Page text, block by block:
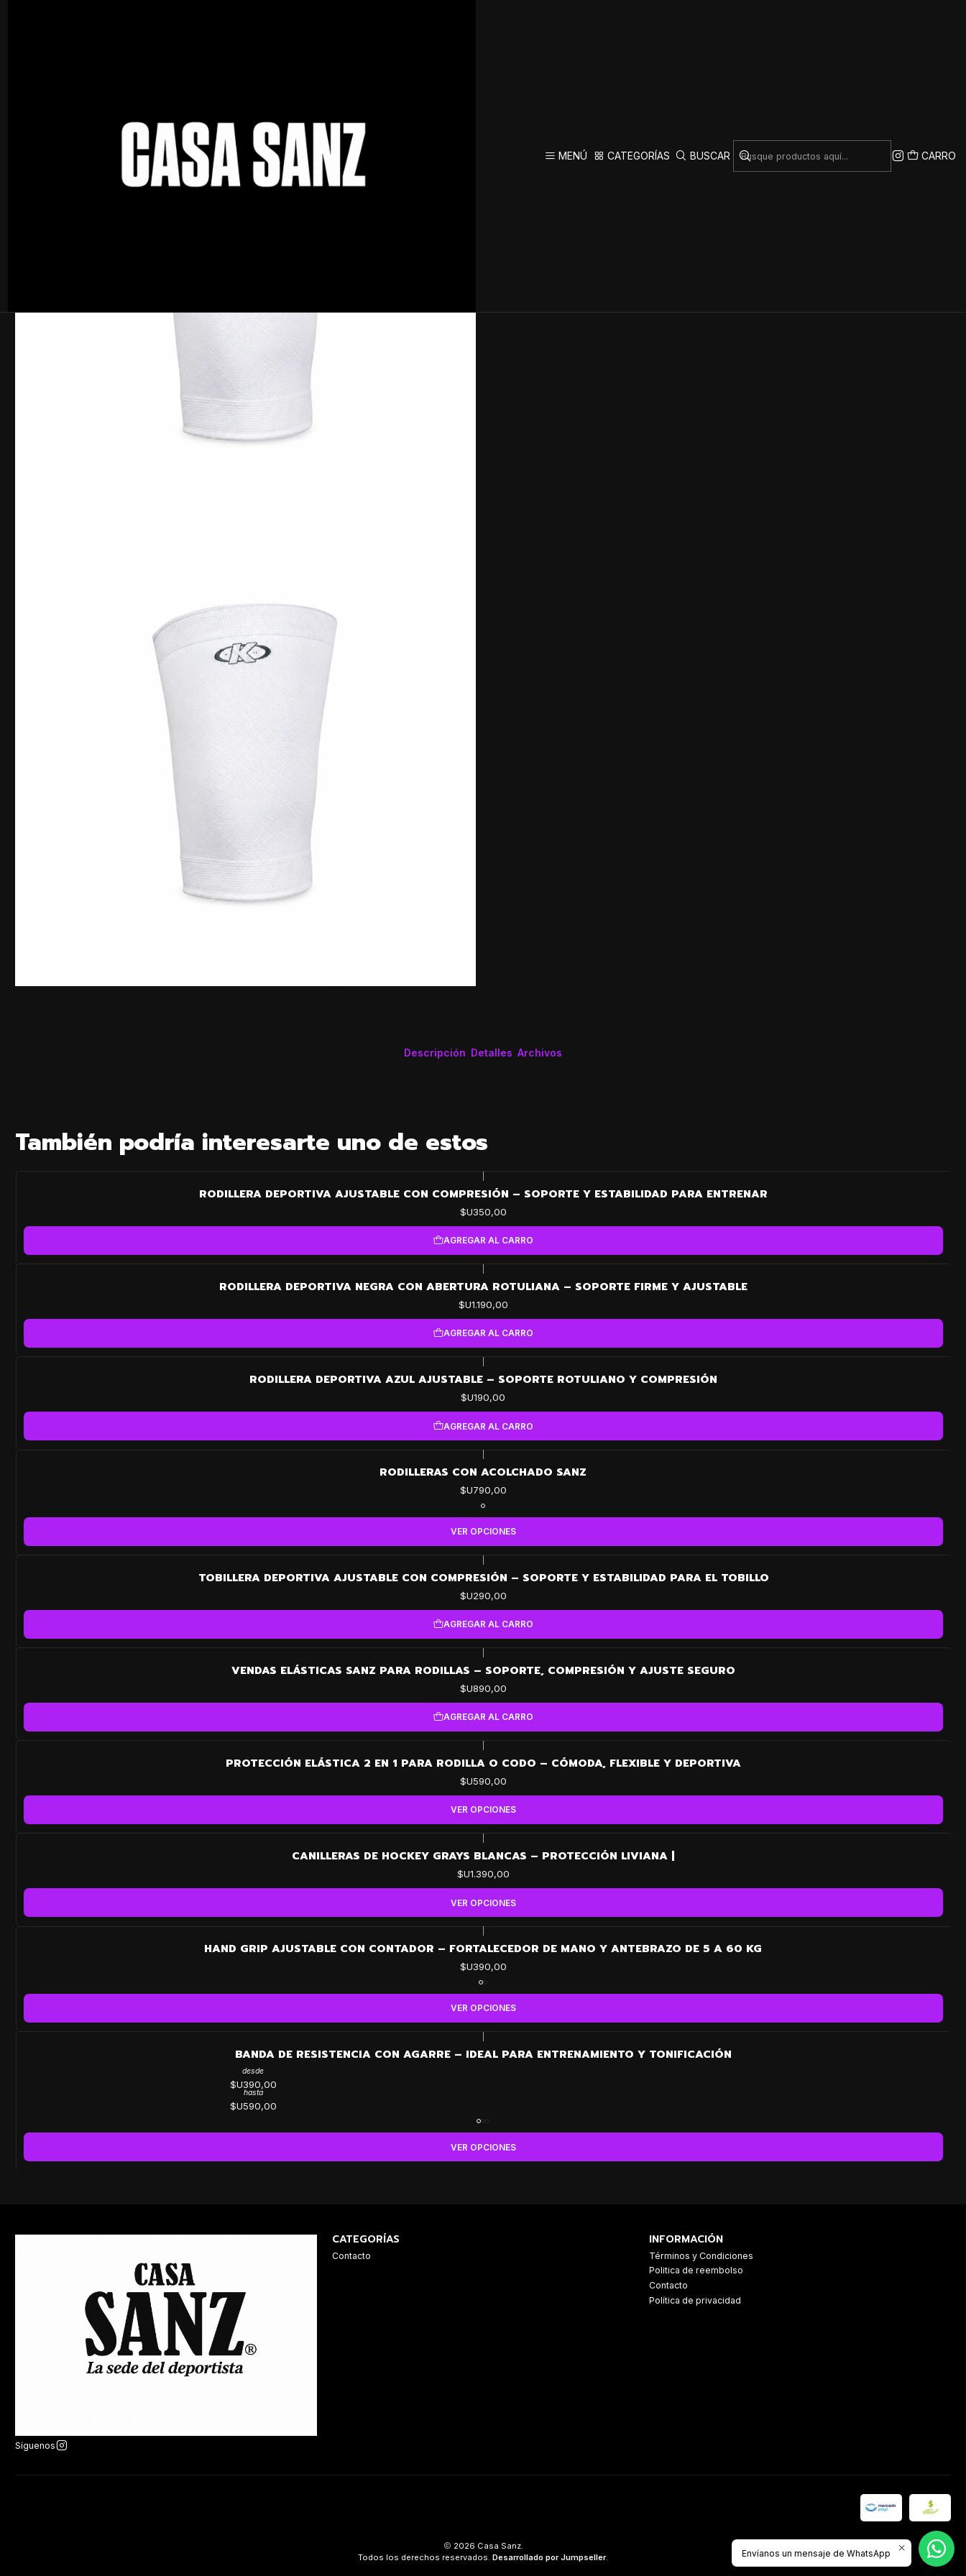
MENÚ CATEGORÍAS BUSCAR CARRO
Comodidad
Descripción Detalles Archivos
También podría interesarte uno de estos
RODILLERA DEPORTIVA AJUSTABLE CON COMPRESIÓN – SOPORTE Y ESTABILIDAD PARA ENTRENAR
$U350,00
AGREGAR AL CARRO
RODILLERA DEPORTIVA NEGRA CON ABERTURA ROTULIANA – SOPORTE FIRME Y AJUSTABLE
$U1.190,00
AGREGAR AL CARRO
RODILLERA DEPORTIVA AZUL AJUSTABLE – SOPORTE ROTULIANO Y COMPRESIÓN
$U190,00
AGREGAR AL CARRO
RODILLERAS CON ACOLCHADO SANZ
$U790,00
VER OPCIONES
TOBILLERA DEPORTIVA AJUSTABLE CON COMPRESIÓN – SOPORTE Y ESTABILIDAD PARA EL TOBILLO
$U290,00
AGREGAR AL CARRO
VENDAS ELÁSTICAS SANZ PARA RODILLAS – SOPORTE, COMPRESIÓN Y AJUSTE SEGURO
$U890,00
AGREGAR AL CARRO
PROTECCIÓN ELÁSTICA 2 EN 1 PARA RODILLA O CODO – CÓMODA, FLEXIBLE Y DEPORTIVA
$U590,00
VER OPCIONES
CANILLERAS DE HOCKEY GRAYS BLANCAS – PROTECCIÓN LIVIANA |
$U1.390,00
VER OPCIONES
HAND GRIP AJUSTABLE CON CONTADOR – FORTALECEDOR DE MANO Y ANTEBRAZO DE 5 A 60 KG
$U390,00
VER OPCIONES
BANDA DE RESISTENCIA CON AGARRE – IDEAL PARA ENTRENAMIENTO Y TONIFICACIÓN
desde
$U390,00
hasta
$U590,00
VER OPCIONES
Síguenos
CATEGORÍAS
Contacto
INFORMACIÓN
Términos y Condiciones
Politica de reembolso
Contacto
Política de privacidad
2026 Casa Sanz.
Todos los derechos reservados. Desarrollado por Jumpseller. Envíanos un mensaje de WhatsApp